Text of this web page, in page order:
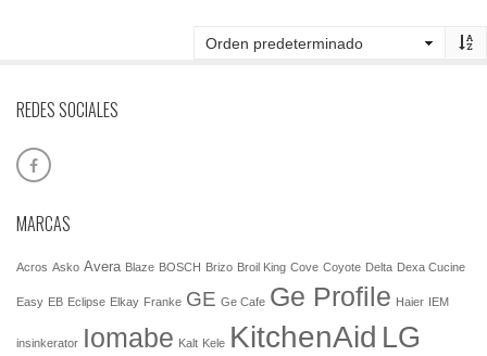
REDES SOCIALES
MARCAS
Acros Asko Avera Blaze BOSCH Brizo Broil King Cove Coyote Delta Dexa Cucine
Easy EB Eclipse Elkay Franke GE Ge Cafe Ge Profile Haier IEM
insinkerator Iomabe Kalt Kele KitchenAid LG